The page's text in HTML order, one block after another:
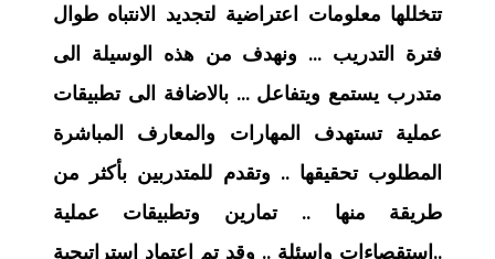
تتخللها معلومات اعتراضية لتجديد الانتباه طوال
فترة التدريب … ونهدف من هذه الوسيلة الى
متدرب يستمع ويتفاعل … بالاضافة الى تطبيقات
عملية تستهدف المهارات والمعارف المباشرة
المطلوب تحقيقها .. وتقدم للمتدربين بأكثر من
طريقة منها .. تمارين وتطبيقات عملية
..استقصاءات واسئلة .. وقد تم اعتماد استراتيجية